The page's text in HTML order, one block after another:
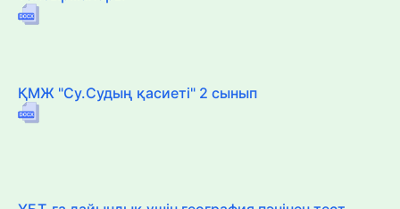
ҚМЖ "Су.Судың қасиеті" 2 сынып